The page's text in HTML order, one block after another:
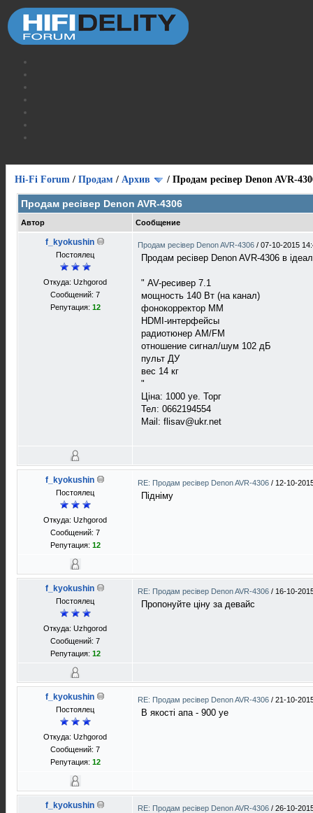
Hi-Fi Forum / Продам / Архив / Продам ресівер Denon AVR-
Продам ресівер Denon AVR-4306
Автор Сообщение
f_kyokushin
Постоялец
Откуда: Uzhgorod
Сообщений: 7
Репутация: 12
Продам ресівер Denon AVR-4306 / 07-10-2015
Продам ресівер Denon AVR-4306 в
" AV-ресивер 7.1
мощность 140 Вт (на канал)
фонокорректор MM
HDMI-интерфейсы
радиотюнер AM/FM
отношение сигнал/шум 102 дБ
пульт ДУ
вес 14 кг
"
Ціна: 1000 уе. Торг
Тел: 0662194554
Mail: flisav@ukr.net
f_kyokushin
Постоялец
Откуда: Uzhgorod
Сообщений: 7
Репутация: 12
RE: Продам ресівер Denon AVR-4306 / 12-10-
Підніму
f_kyokushin
Постоялец
Откуда: Uzhgorod
Сообщений: 7
Репутация: 12
RE: Продам ресівер Denon AVR-4306 / 16-10-
Пропонуйте ціну за девайс
f_kyokushin
Постоялец
Откуда: Uzhgorod
Сообщений: 7
Репутация: 12
RE: Продам ресівер Denon AVR-4306 / 21-10-
В якості апа - 900 уе
f_kyokushin RE: Продам ресівер Denon AVR-4306 / 26-10-